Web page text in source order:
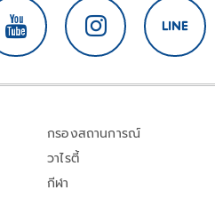
กรองสถานการณ์
วาไรตี้
กีฬา